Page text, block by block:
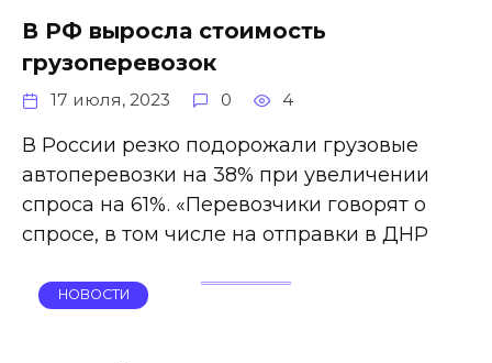
В РФ выросла стоимость
грузоперевозок
17 июля, 2023 0 4
В России резко подорожали грузовые
автоперевозки на 38% при увеличении
спроса на 61%. «Перевозчики говорят о
спросе, в том числе на отправки в ДНР
НОВОСТИ